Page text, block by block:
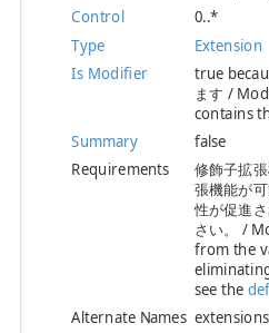
Control
0..*
Type
Extension
Is Modifier
true
ます /
contains
Summary
false
Requirements
修飾子拡
張機能が
性が促進
さい。 /
from the
see the
Alternate Names